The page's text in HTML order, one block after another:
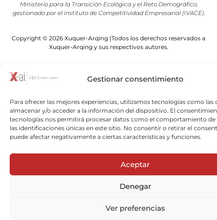
Gestionar consentimiento
Para ofrecer las mejores experiencias, utilizamos tecnologías como las
almacenar y/o acceder a la información del dispositivo. El
tecnologías nos permitirá procesar datos como el comportamiento de
las identificaciones únicas en este sitio. No consentir o retirar el
puede afectar negativamente a ciertas características y funciones.
Aceptar
Denegar
Ver preferencias
Ministerio para la Transición Ecológica y el Reto Demográfico,
gestionado por el instituto de Competitividad Empresarial (IVACE).
Copyright © 2026 Xuquer-Arqing |Todos los derechos reservados a
Xuquer-Arqing y sus respectivos autores.